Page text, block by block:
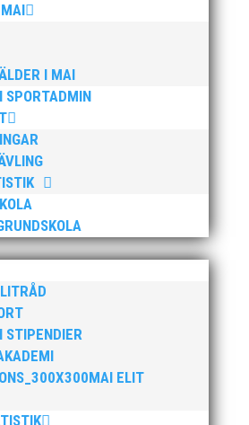
I MAI
SPORTADMIN
STIPENDIER
MAI ELIT
tidigare
2026. Foto: Thomas
från MAI:s Årsmöte 2026
blir ny klubbchef i MAI. Han
den 13 april. Anders har ett
och har bland annat fungerat
i Trelleborg och fotbollen i